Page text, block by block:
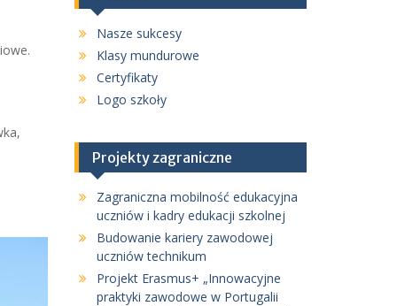
Nasze sukcesy
Klasy mundurowe
Certyfikaty
Logo szkoły
Projekty zagraniczne
Zagraniczna mobilność edukacyjna
uczniów i kadry edukacji szkolnej
Budowanie kariery zawodowej
uczniów technikum
Projekt Erasmus+ „Innowacyjne
praktyki zawodowe w Portugalii